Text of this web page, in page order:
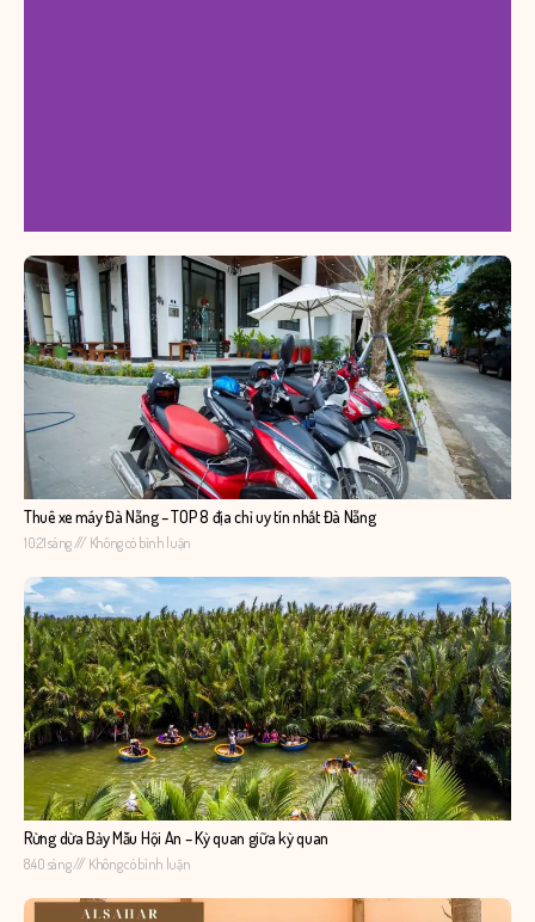
Thuê xe máy Đà Nẵng – TOP 8 địa chỉ uy tín nhất Đà Nẵng
10:21 sáng Không có bình luận
Rừng dừa Bảy Mẫu Hội An – Kỳ quan giữa kỳ quan
8:40 sáng Không có bình luận